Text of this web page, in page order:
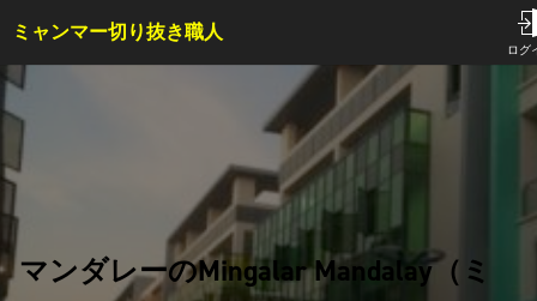
ミャンマー切り抜き職人
ログ
TOP
サービス内容・料金
会員特典
お問い合わせ
マンダレーのMingalar Mandalay（ミ